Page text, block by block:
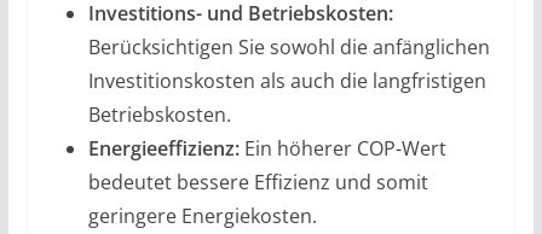
Investitions- und Betriebskosten:
Berücksichtigen Sie sowohl die anfänglichen
Investitionskosten als auch die langfristigen
Betriebskosten.
Energieeffizienz:Ein höherer COP-Wert
bedeutet bessere Effizienz und somit
geringere Energiekosten.